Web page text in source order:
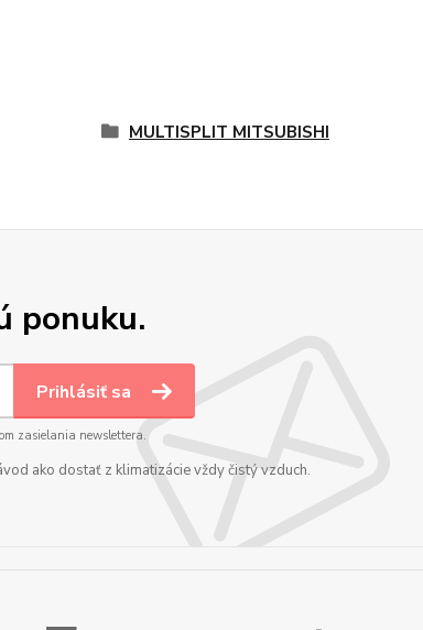
MULTISPLIT MITSUBISHI
ponuku.
Prihlásiť sa
zasielania newslettera.
ako dostať z klimatizácie vždy čistý vzduch.